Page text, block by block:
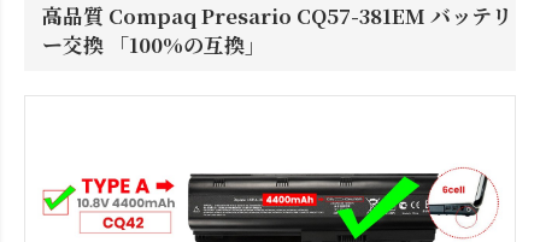
高品質 Compaq Presario CQ57-381EM バッテリ
ー交換 「100%の互換」